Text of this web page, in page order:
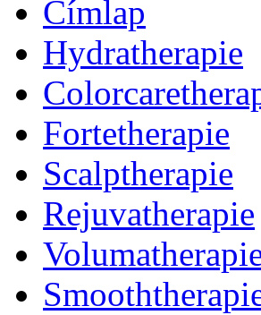
Címlap
Hydratherapie
Fortetherapie
Scalptherapie
Rejuvatherapie